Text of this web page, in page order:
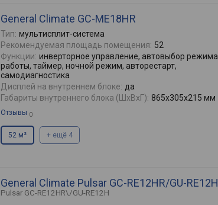
General Climate GC-ME18HR
Тип: мультисплит-система
Рекомендуемая площадь помещения: 52
Функции: инверторное управление, автовыбор режима
работы, таймер, ночной режим, авторестарт,
самодиагностика
Дисплей на внутреннем блоке: да
Габариты внутреннего блока (ШхВхГ): 865х305х215 мм
Отзывы 0
52 м² + ещё 4
General Climate Pulsar GC-RE12HR/GU-RE12H
Pulsar GC-RE12HR\/GU-RE12H